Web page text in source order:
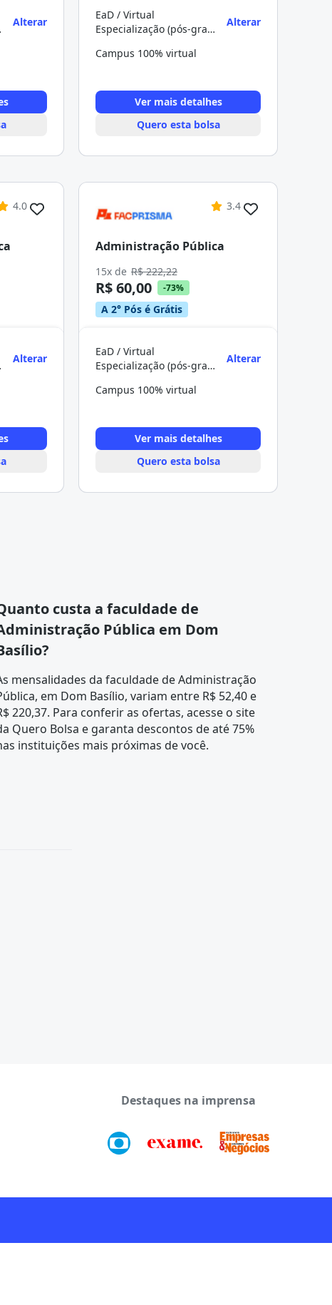
Alterar
EaD / Virtual
Especialização (pós-graduação)
Alterar
Campus 100% virtual
Ver mais detalhes
Quero esta bolsa
4.0
Alterar
3.4
Administração Pública
15x de R$ 222,22
R$ 60,00 -73%
A 2° Pós é Grátis
EaD / Virtual
Especialização (pós-graduação)
Alterar
Campus 100% virtual
Ver mais detalhes
Quero esta bolsa
custa a faculdade de
Pública em Dom
mensalidades da faculdade de Administração
em Dom Basílio, variam entre R$ 52,40 e
220,37. Para conferir as ofertas, acesse o site
Quero Bolsa e garanta descontos de até 75%
instituições mais próximas de você.
Destaques na imprensa